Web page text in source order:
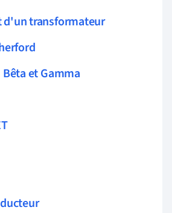
d'un transformateur
et Gamma